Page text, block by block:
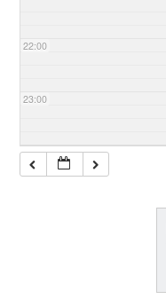
22:00
23:00